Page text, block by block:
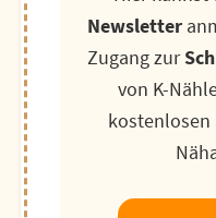
Newsletter
Zugang zur
von K-